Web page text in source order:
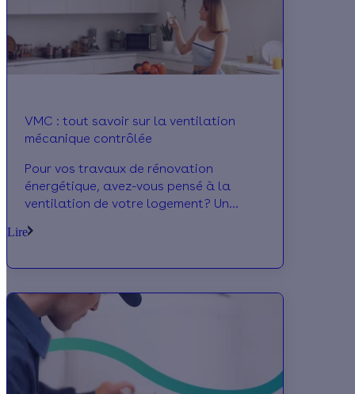
VMC : tout savoir sur la ventilation
mécanique contrôlée
Pour vos travaux de rénovation
énergétique, avez-vous pensé à la
ventilation de votre logement? Un
contrôlée défectueux peut entraîner
Découvrez les différents types de VMC
et des aides possibles pour financer
votre projet!
Lire